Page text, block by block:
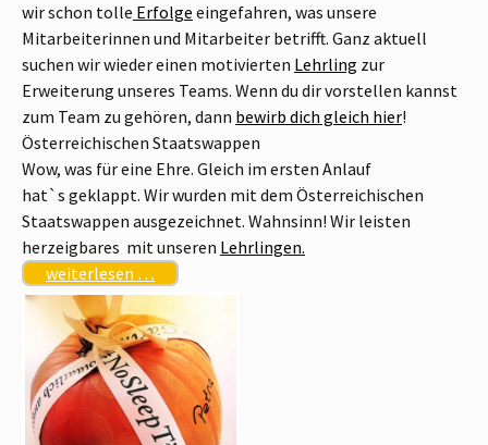
wir schon tolle Erfolge eingefahren, was unsere
Mitarbeiterinnen und Mitarbeiter betrifft. Ganz aktuell
suchen wir wieder einen motivierten Lehrling zur
Erweiterung unseres Teams. Wenn du dir vorstellen kannst
zum Team zu gehören, dann bewirb dich gleich hier!
Österreichischen Staatswappen
Wow, was für eine Ehre. Gleich im ersten Anlauf
hat`s geklappt. Wir wurden mit dem Österreichischen
Staatswappen ausgezeichnet. Wahnsinn! Wir leisten
herzeigbares mit unseren Lehrlingen.
weiterlesen …